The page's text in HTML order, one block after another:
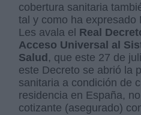
cobertura sanitaria
tal y como ha expresado
Les avala el Real
Acceso Universal al
Salud , que este 27 de
este Decreto se abrió la
sanitaria a condición de
residencia en España,
cotizante (asegurado)